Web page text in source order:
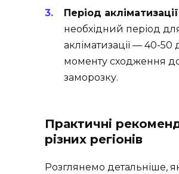
Період
необхідний період
акліматизації — 40-50
моменту сходження
заморозку.
Практичні
різних регіонів
Розглянемо детальніше,